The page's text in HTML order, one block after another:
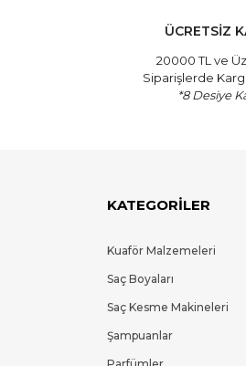
ÜCRETSİZ
20000 TL ve
Siparişlerde
*8 Desiye
KATEGORİLER
Kuaför Malzemeleri
Saç Boyaları
Saç Kesme Makineleri
Şampuanlar